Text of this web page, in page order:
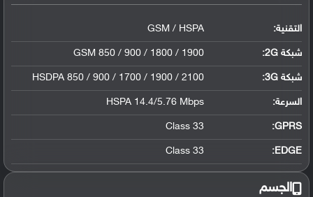
التقنية: GSM / HSPA
شبكة 2G: GSM 850 / 900 / 1800 / 1900
شبكة 3G :
HSDPA 850 / 900 / 1700 / 1900 / 2100
السرعة: HSPA 14.4/5.76 Mbps
GPRS:
Class 33
EDGE:
Class 33
الجسم